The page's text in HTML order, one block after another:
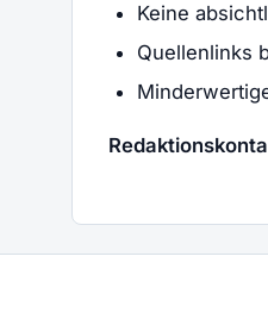
Keine
Quellenlinks